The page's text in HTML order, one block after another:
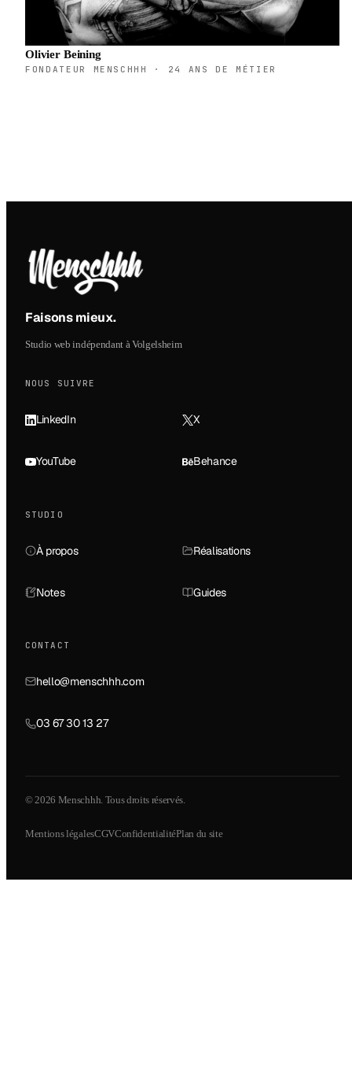
Olivier Beining
FONDATEUR MENSCHHH · 24 ANS DE MÉTIER
Faisons mieux.
Studio web indépendant à Volgelsheim
NOUS SUIVRE
LinkedIn X
YouTube Behance
STUDIO
À propos Réalisations
Notes Guides
CONTACT
hello@menschhh.com
03 67 30 13 27
© 2026 Menschhh. Tous droits réservés.
Mentions légalesCGVConfidentialitéPlan du site